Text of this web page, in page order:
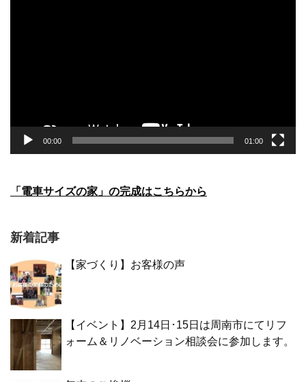
00:00 01:00
「電車サイズの家」の完成はこちらから
新着記事
【家づくり】お客様の声
【イベント】2月14日･15日は周南市にてリフ
ォーム＆リノベーション相談会に参加します。